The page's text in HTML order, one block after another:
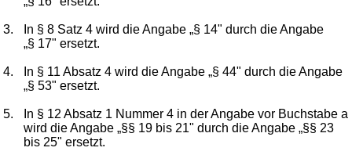
3.
In § 8 Satz 4 wird die Angabe „§ 14" durch die Angabe
„§ 17" ersetzt.
4.
In § 11 Absatz 4 wird die Angabe „§ 44" durch die Angabe
„§ 53" ersetzt.
5.
In § 12 Absatz 1 Nummer 4 in der Angabe vor Buchstabe a
wird die Angabe „§§ 19 bis 21" durch die Angabe „§§ 23
bis 25" ersetzt.